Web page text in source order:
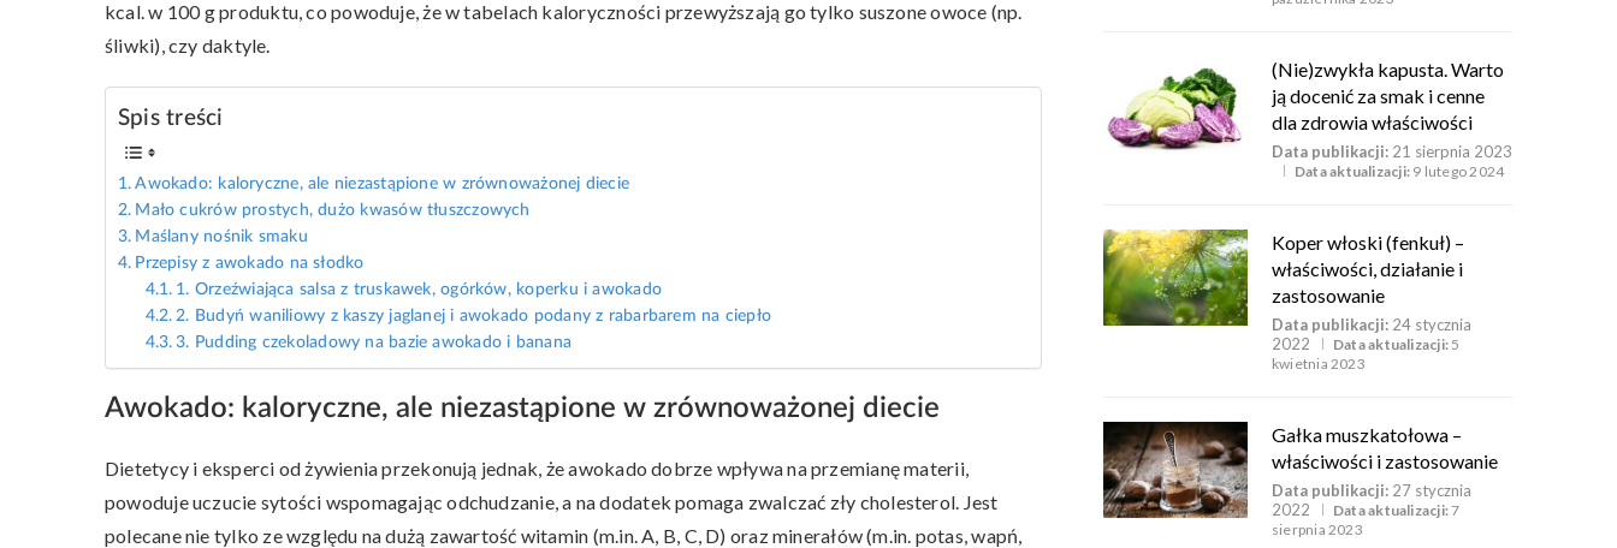
kcal. w 100 g produktu, co powoduje, że w tabelach kaloryczności przewyższają go tylko suszone owoce (np.
śliwki), czy daktyle.
Spis treści
Awokado: kaloryczne, ale niezastąpione w zrównoważonej diecie
Mało cukrów prostych, dużo kwasów tłuszczowych
Maślany nośnik smaku
Przepisy z awokado na słodko
1. Orzeźwiająca salsa z truskawek, ogórków, koperku i awokado
2. Budyń waniliowy z kaszy jaglanej i awokado podany z rabarbarem na ciepło
3. Pudding czekoladowy na bazie awokado i banana
Awokado: kaloryczne, ale niezastąpione w zrównoważonej diecie
Dietetycy i eksperci od żywienia przekonują jednak, że awokado dobrze wpływa na przemianę materii,
powoduje uczucie sytości wspomagając odchudzanie, a na dodatek pomaga zwalczać zły cholesterol. Jest
polecane nie tylko ze względu na dużą zawartość witamin (m.in. A, B, C, D) oraz minerałów (m.in. potas, wapń,
(Nie)zwykła kapusta. Warto
ją docenić za smak i cenne
dla zdrowia właściwości
Data publikacji: 21 sierpnia 2023
Data aktualizacji: 9 lutego 2024
Koper włoski (fenkuł) –
właściwości, działanie i
zastosowanie
Data publikacji: 24 stycznia
2022
Data aktualizacji: 5
kwietnia 2023
Gałka muszkatołowa –
właściwości i zastosowanie
Data publikacji: 27 stycznia
2022
Data aktualizacji:7
sierpnia 2023